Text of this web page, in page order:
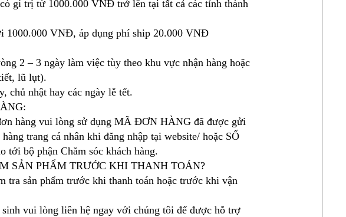
gí trị từ 1000.000 VNĐ trở lên tại tất cả các tỉnh thành
1000.000 VNĐ, áp dụng phí ship 20.000 VNĐ
2 – 3 ngày làm việc tùy theo khu vực nhận hàng hoặc
lũ lụt).
chủ nhật hay các ngày lễ tết.
hàng vui lòng sử dụng MÃ ĐƠN HÀNG đã được gửi
trang cá nhân khi đăng nhập tại website/ hoặc SỐ
tới bộ phận Chăm sóc khách hàng.
SẢN PHẨM TRƯỚC KHI THANH TOÁN?
tra sản phẩm trước khi thanh toán hoặc trước khi vận
vui lòng liên hệ ngay với chúng tôi để được hỗ trợ